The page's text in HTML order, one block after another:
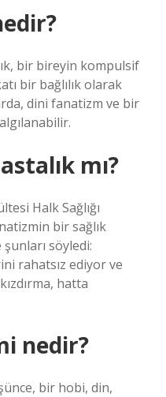
bir bireyin kompulsif
bir bağlılık olarak
dini fanatizm ve bir
mı?
Halk Sağlığı
bir sağlık
söyledi:
rahatsız ediyor ve
hatta
nedir?
bir hobi, din,